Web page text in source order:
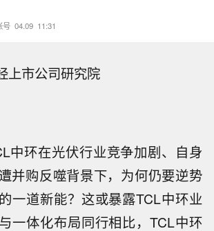
号 04.09 11:31
上市公司研究院
中环在光伏行业竞争加剧、自身
并购反噬背景下，为何仍要逆势
一道新能？这或暴露TCL中环业
一体化布局同行相比，TCL中环